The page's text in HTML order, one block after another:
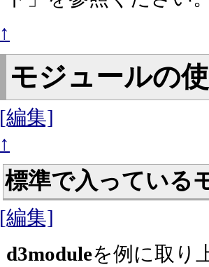
↑
モジュールの
[編集]
↑
標準で入っている
[編集]
d3moduleを例に取り